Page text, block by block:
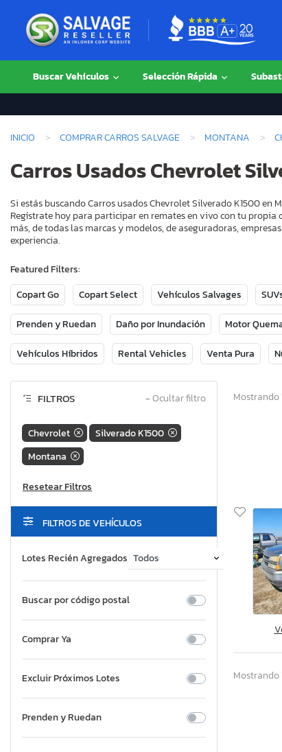
Buscar Vehículos Selección Rápida
INICIO COMPRAR CARROS SALVAGE MONTANA
Carros Usados Chevrolet
Si estás buscando Carros usados Chevrolet Silverado K1500
Regístrate hoy para participar en remates en vivo con tu
más, de todas las marcas y modelos, de aseguradoras,
experiencia.
Featured Filters:
Copart Go
Copart Select Vehículos Salvages
Prenden y Ruedan Daño por Inundación Motor
Vehículos Híbridos Rental Vehicles Venta Pura
FILTROS −Ocultar filtro
Chevrolet
Silverado K1500
Montana
FILTROS DE VEHÍCULOS
Lotes Recién Agregados
Buscar por código postal
Comprar Ya
Excluir Próximos Lotes
Prenden y Ruedan
Mostrando
Mostrando